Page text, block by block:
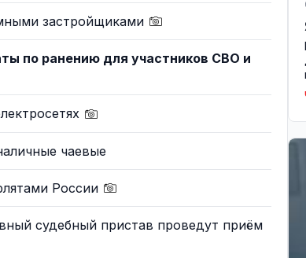
застройщиками
по ранению для участников СВО и
чаевые
России
судебный пристав проведут приём